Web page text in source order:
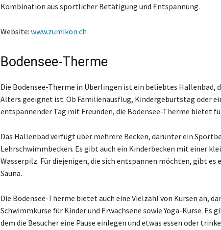
Kombination aus sportlicher Betätigung und Entspannung.
Website: www.zumikon.ch
Bodensee-Therme
Die Bodensee-Therme in Überlingen ist ein beliebtes Hallenbad,
Alters geeignet ist. Ob Familienausflug, Kindergeburtstag oder
entspannender Tag mit Freunden, die Bodensee-Therme bietet
Das Hallenbad verfügt über mehrere Becken, darunter ein
Lehrschwimmbecken. Es gibt auch ein Kinderbecken mit einer
Wasserpilz. Für diejenigen, die sich entspannen möchten, gibt es
Sauna.
Die Bodensee-Therme bietet auch eine Vielzahl von Kursen an,
Schwimmkurse für Kinder und Erwachsene sowie Yoga-Kurse. Es
dem die Besucher eine Pause einlegen und etwas essen oder